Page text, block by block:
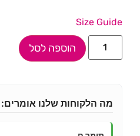
Size Guide
הוספה לסל
מה הלקוחות שלנו אומרים: